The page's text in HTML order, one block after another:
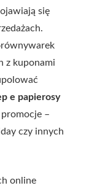
się
z kuponami
e papierosy
–
czy innych
online